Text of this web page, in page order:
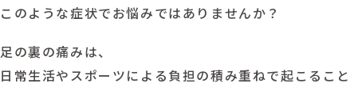
このような症状でお悩みではありませんか？
足の裏の痛みは、
日常生活やスポーツによる負担の積み重ねで起こること